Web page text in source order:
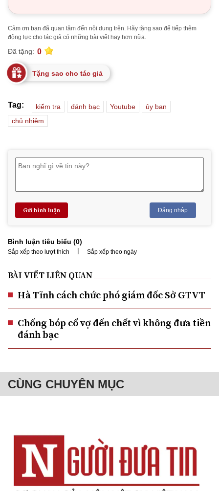
Cảm ơn bạn đã quan tâm đến nội dung trên. Hãy tặng sao để tiếp thêm
động lực cho tác giả có những bài viết hay hơn nữa.
Đã tặng: 0
Tặng sao cho tác giả
Tag: kiểm tra đánh bạc Youtube
ủy ban
chủ nhiệm
Gửi bình luận Đăng nhập
Bình luận tiêu biểu (0)
Sắp xếp theo lượt thích | Sắp xếp theo ngày
BÀI VIẾT LIÊN QUAN
Hà Tĩnh cách chức phó giám đốc Sở GTVT
Chống bóp cổ vợ đến chết vì không đưa tiền
đánh bạc
CÙNG CHUYÊN MỤC